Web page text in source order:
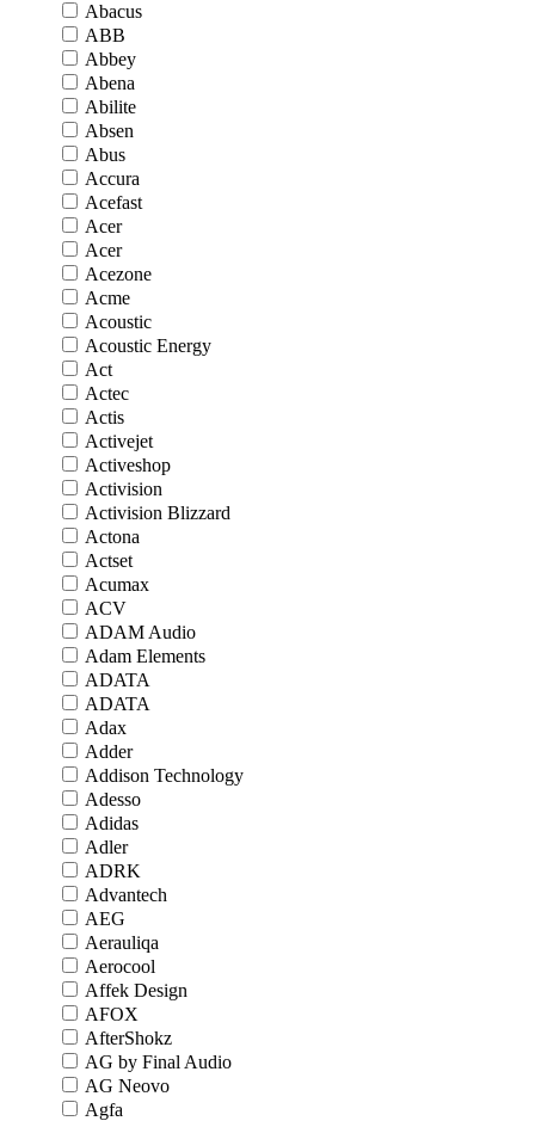
Abacus
ABB
Abbey
Abena
Abilite
Absen
Abus
Accura
Acefast
Acer
Acer
Acezone
Acme
Acoustic
Acoustic Energy
Act
Actec
Actis
Activejet
Activeshop
Activision
Activision Blizzard
Actona
Actset
Acumax
ACV
ADAM Audio
Adam Elements
ADATA
ADATA
Adax
Adder
Addison Technology
Adesso
Adidas
Adler
ADRK
Advantech
AEG
Aerauliqa
Aerocool
Affek Design
AFOX
AfterShokz
AG by Final Audio
AG Neovo
Agfa